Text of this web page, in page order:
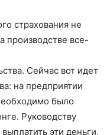
страхования не
производстве все-
Сейчас вот идет
на предприятии
было
Руководству
эти деньги,